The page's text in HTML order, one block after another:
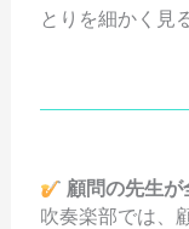
とりを細かく見
顧問の先生
吹奏楽部では、